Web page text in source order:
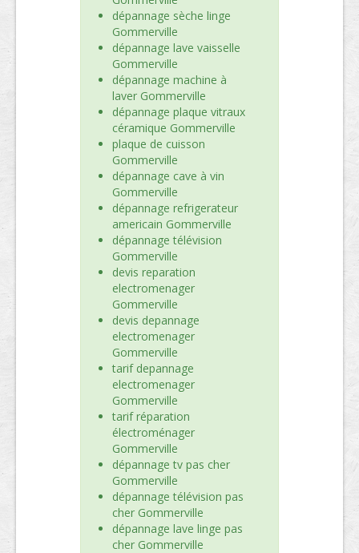
dépannage sèche linge
Gommerville
dépannage lave vaisselle
Gommerville
dépannage machine à
laver Gommerville
dépannage plaque vitraux
céramique Gommerville
plaque de cuisson
Gommerville
dépannage cave à vin
Gommerville
dépannage refrigerateur
americain Gommerville
dépannage télévision
Gommerville
devis reparation
electromenager
Gommerville
devis depannage
electromenager
Gommerville
tarif depannage
electromenager
Gommerville
tarif réparation
électroménager
Gommerville
dépannage tv pas cher
Gommerville
dépannage télévision pas
cher Gommerville
dépannage lave linge pas
cher Gommerville